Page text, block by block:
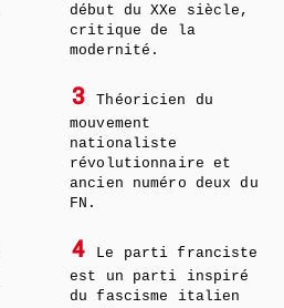
début du XXe siècle,
critique de la
modernité.
3
Théoricien du
mouvement
nationaliste
révolutionnaire et
ancien numéro deux du
FN.
4
Le parti franciste
est un parti inspiré
du fascisme italien